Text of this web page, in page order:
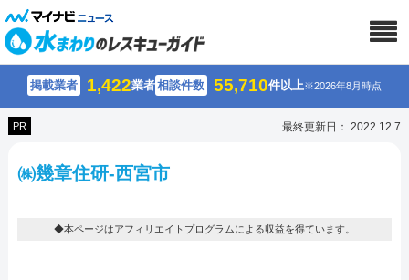
掲載業者 1,422業者相談件数 55,710件以上※2026年8月時点
PR 最終更新日： 2022.12.7
㈱幾章住研-西宮市
◆本ページはアフィリエイトプログラムによる収益を得ています。